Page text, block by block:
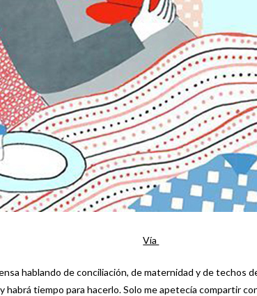
Vía
hablando de conciliación, de maternidad y de techos
habrá tiempo para hacerlo. Solo me apetecía compartir